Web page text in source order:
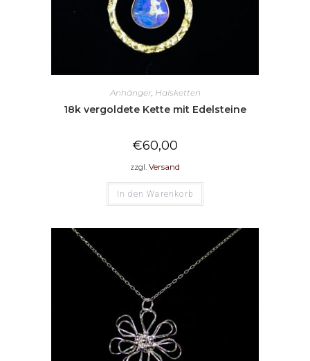
Anhänger, Halsketten
18k vergoldete Kette mit Edelsteine
€60,00
zzgl. Versand
In den Warenkorb